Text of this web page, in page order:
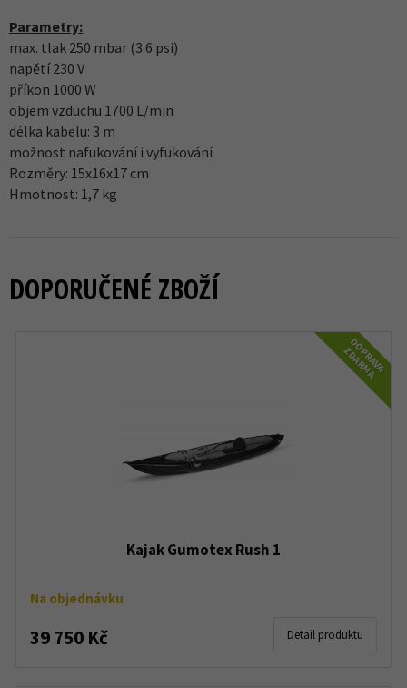
Parametry:
max. tlak 250 mbar (3.6 psi)
napětí 230 V
příkon 1000 W
objem vzduchu 1700 L/min
délka kabelu: 3 m
možnost nafukování i vyfukování
Rozměry: 15x16x17 cm
Hmotnost: 1,7 kg
DOPORUČENÉ ZBOŽÍ
DOPRAVA
ZDARMA
Kajak Gumotex Rush 1
Na objednávku
39 750 Kč Detail produktu